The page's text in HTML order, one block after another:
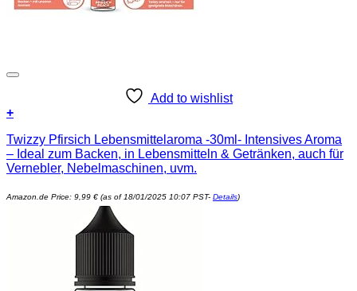
Add to wishlist
+
Twizzy Pfirsich Lebensmittelaroma -30ml- Intensives Aroma
– Ideal zum Backen, in Lebensmitteln & Getränken, auch für
Vernebler, Nebelmaschinen, uvm.
Amazon.de Price: 9,99 € (as of 18/01/2025 10:07 PST- Details)